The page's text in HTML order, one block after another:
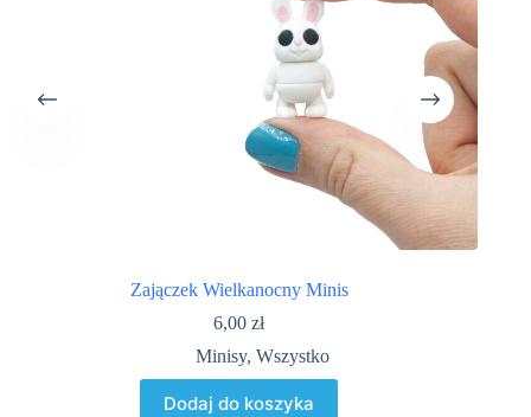
Zajączek Wielkanocny Minis
6,00zł
Minisy,Wszystko
Dodaj do koszyka